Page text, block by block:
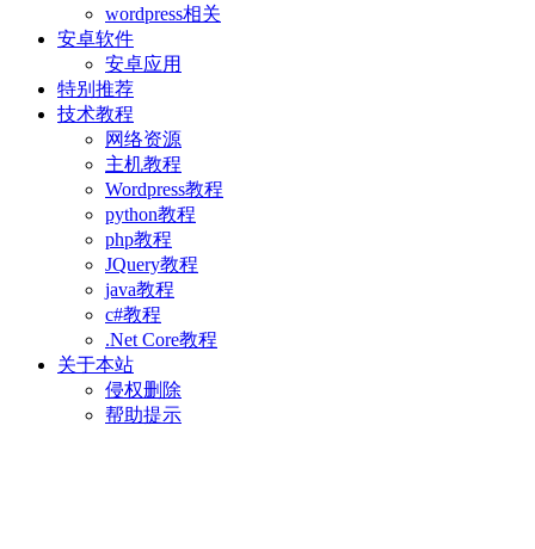
wordpress相关
安卓软件
安卓应用
特别推荐
技术教程
网络资源
主机教程
Wordpress教程
python教程
php教程
JQuery教程
java教程
c#教程
.Net Core教程
关于本站
侵权删除
帮助提示